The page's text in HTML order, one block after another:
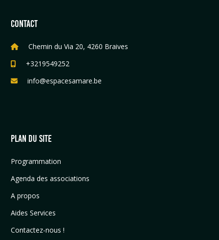
CONTACT
Chemin du Via 20, 4260 Braives
+3219549252
info@espacesamare.be
PLAN DU SITE
Programmation
Agenda des associations
A propos
Aides Services
Contactez-nous !